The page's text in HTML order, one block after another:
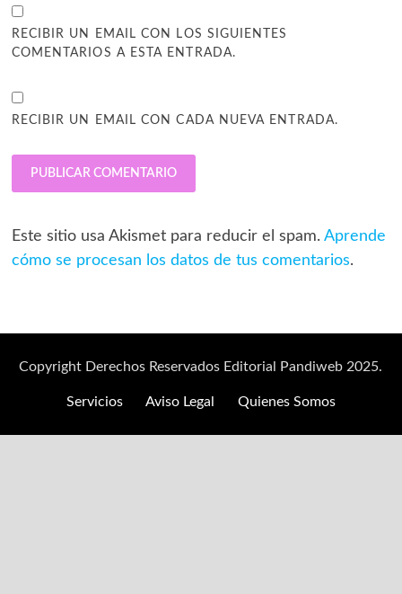
RECIBIR UN EMAIL CON LOS SIGUIENTES
COMENTARIOS A ESTA ENTRADA.
RECIBIR UN EMAIL CON CADA NUEVA ENTRADA.
Este sitio usa Akismet para reducir el spam. Aprende
cómo se procesan los datos de tus comentarios.
Copyright Derechos Reservados Editorial Pandiweb 2025.
Servicios Aviso Legal Quienes Somos